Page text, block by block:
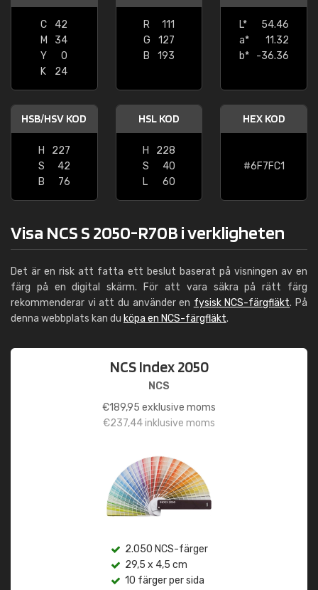
C
42
M
34
Y
0
K
24
R
111
G
127
B
193
L*
54.46
a*
11.32
b*
-36.36
HSB/HSV KOD
H
227
S
42
B
76
HSL KOD
H
228
S
40
L
60
HEX KOD
#6F7FC1
Visa NCS S 2050-R70B i verkligheten
Det är en risk att fatta ett beslut baserat på visningen av en
färg på en digital skärm. För att vara säkra på rätt färg
rekommenderar vi att du använder en fysisk NCS-färgfläkt. På
denna webbplats kan du köpa en NCS-färgfläkt.
NCS Index 2050
NCS
€189,95 exklusive moms
€237,44inklusive moms
2.050 NCS-färger
29,5 x 4,5 cm
10 färger per sida